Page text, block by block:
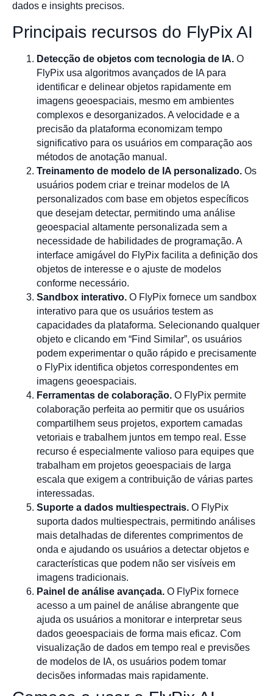
dados e insights precisos.
Principais recursos do FlyPix AI
Detecção de objetos com tecnologia de IA. O
FlyPix usa algoritmos avançados de IA para
identificar e delinear objetos rapidamente em
imagens geoespaciais, mesmo em ambientes
complexos e desorganizados. A velocidade e a
precisão da plataforma economizam tempo
significativo para os usuários em comparação aos
métodos de anotação manual.
Treinamento de modelo de IA personalizado. Os
usuários podem criar e treinar modelos de IA
personalizados com base em objetos específicos
que desejam detectar, permitindo uma análise
geoespacial altamente personalizada sem a
necessidade de habilidades de programação. A
interface amigável do FlyPix facilita a definição dos
objetos de interesse e o ajuste de modelos
conforme necessário.
Sandbox interativo. O FlyPix fornece um sandbox
interativo para que os usuários testem as
capacidades da plataforma. Selecionando qualquer
objeto e clicando em “Find Similar”, os usuários
podem experimentar o quão rápido e precisamente
o FlyPix identifica objetos correspondentes em
imagens geoespaciais.
Ferramentas de colaboração. O FlyPix permite
colaboração perfeita ao permitir que os usuários
compartilhem seus projetos, exportem camadas
vetoriais e trabalhem juntos em tempo real. Esse
recurso é especialmente valioso para equipes que
trabalham em projetos geoespaciais de larga
escala que exigem a contribuição de várias partes
interessadas.
Suporte a dados multiespectrais. O FlyPix
suporta dados multiespectrais, permitindo análises
mais detalhadas de diferentes comprimentos de
onda e ajudando os usuários a detectar objetos e
características que podem não ser visíveis em
imagens tradicionais.
Painel de análise avançada. O FlyPix fornece
acesso a um painel de análise abrangente que
ajuda os usuários a monitorar e interpretar seus
dados geoespaciais de forma mais eficaz. Com
visualização de dados em tempo real e previsões
de modelos de IA, os usuários podem tomar
decisões informadas mais rapidamente.